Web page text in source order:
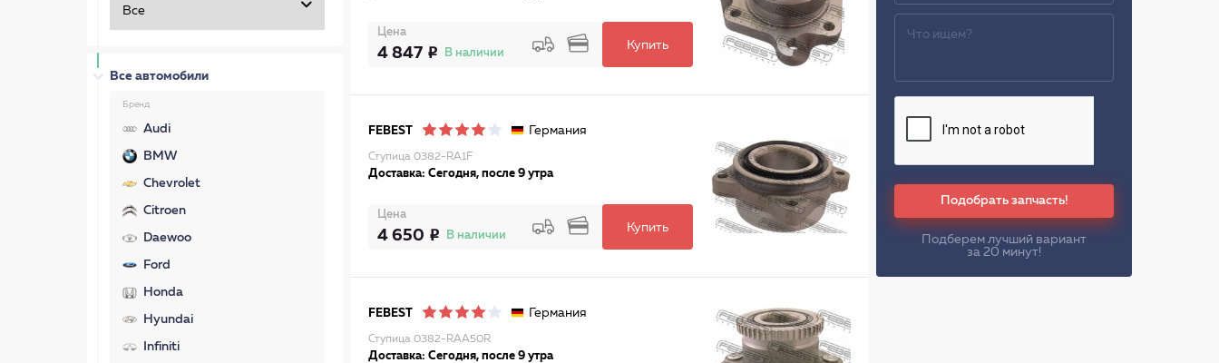
Все автомобили
Бренд
Audi
BMW
Chevrolet
Citroen
Daewoo
Ford
Honda
Hyundai
Infiniti
Цена
4 847 В наличии
Купить
FEBEST Германия
Ступица 0382-RA1F
Доставка: Сегодня, после 9 утра
Цена
4 650 В наличии
Купить
FEBEST Германия
Ступица 0382-RAA50R
Доставка: Сегодня, после 9 утра
Подобрать запчасть!
Подберем лучший вариант
за 20 минут!